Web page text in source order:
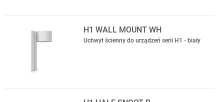
H1 WALL MOUNT WH
Uchwyt ścienny do urządzeń serii H1 - biały